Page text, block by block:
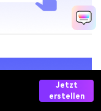
Jetzt
erstellen